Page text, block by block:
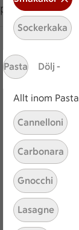
Sockerkaka
Pasta Dölj -
Allt inom Pasta
Cannelloni
Carbonara
Gnocchi
Lasagne
ICA